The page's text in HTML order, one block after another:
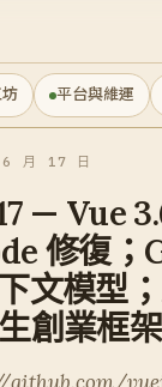
平台與維運
月 17 日
— Vue
修復；
文模型
創業框